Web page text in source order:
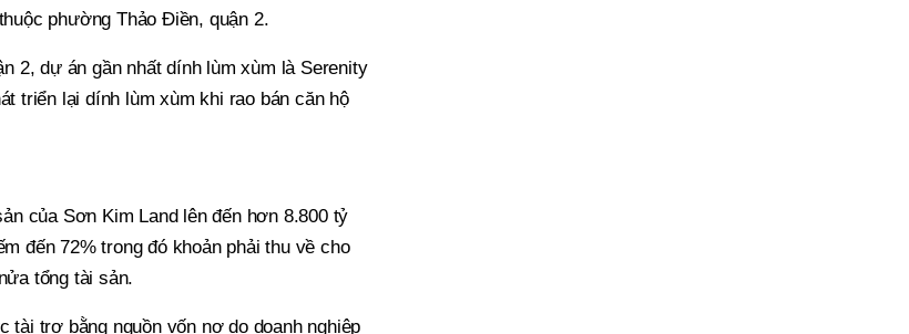
phường Thảo Điền, quận 2.
2, dự án gần nhất dính lùm xùm là Serenity
triển lại dính lùm xùm khi rao bán căn hộ
của Sơn Kim Land lên đến hơn 8.800 tỷ
đến 72% trong đó khoản phải thu về cho
tổng tài sản.
tài trợ bằng nguồn vốn nợ do doanh nghiệp